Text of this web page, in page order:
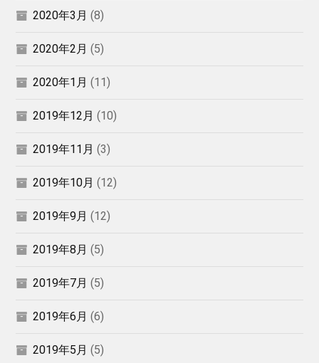
2020年3月 (8)
2020年2月 (5)
2020年1月 (11)
2019年12月 (10)
2019年11月 (3)
2019年10月 (12)
2019年9月 (12)
2019年8月 (5)
2019年7月 (5)
2019年6月 (6)
2019年5月 (5)